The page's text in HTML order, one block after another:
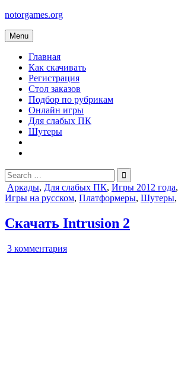
Skip
content
notorgames.org
Menu
Главная
Как скачивать
Регистрация
Стол заказов
Подбор по рубрикам
Онлайн игры
Для слабых ПК
Шутеры
Search
for:
Posted
in
Аркады, Для слабых ПК, Игры 2012 года,
Игры на русском, Платформеры, Шутеры,
Скачать Intrusion 2
3 комментарияк